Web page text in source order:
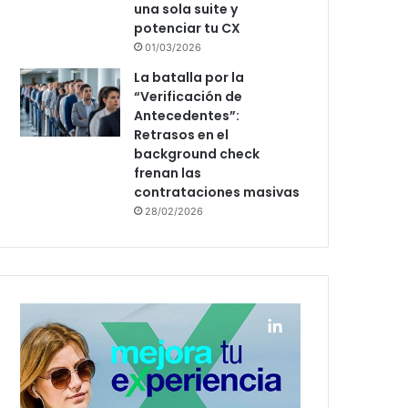
una sola suite y
potenciar tu CX
01/03/2026
La batalla por la
“Verificación de
Antecedentes”:
Retrasos en el
background check
frenan las
contrataciones masivas
28/02/2026